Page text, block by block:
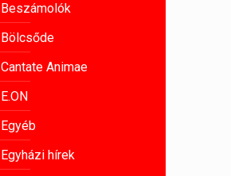
Beszámolók
Bölcsőde
Cantate Animae
E.ON
Egyéb
Egyházi hírek